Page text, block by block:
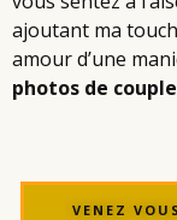
ajoutant ma
amour d’une
photos de
VENEZ